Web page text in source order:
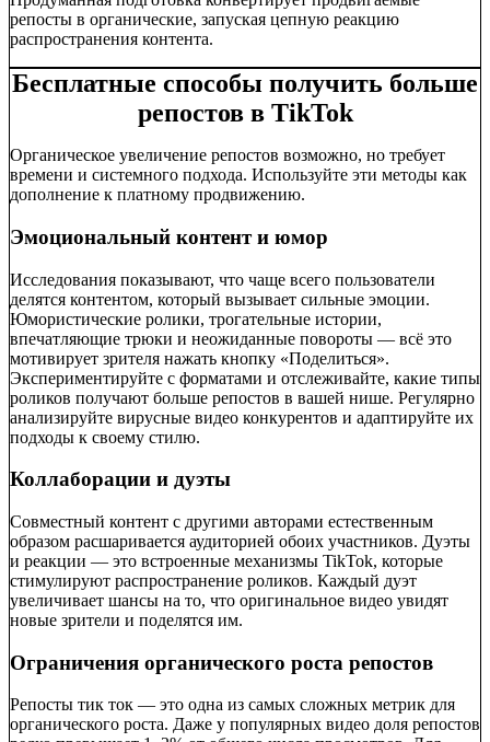
репосты в органические, запуская цепную реакцию
распространения контента.
Бесплатные способы получить больше
репостов в TikTok
Органическое увеличение репостов возможно, но требует
времени и системного подхода. Используйте эти методы как
дополнение к платному продвижению.
Эмоциональный контент и юмор
Исследования показывают, что чаще всего пользователи
делятся контентом, который вызывает сильные эмоции.
Юмористические ролики, трогательные истории,
впечатляющие трюки и неожиданные повороты — всё это
мотивирует зрителя нажать кнопку «Поделиться».
Экспериментируйте с форматами и отслеживайте, какие типы
роликов получают больше репостов в вашей нише. Регулярно
анализируйте вирусные видео конкурентов и адаптируйте их
подходы к своему стилю.
Коллаборации и дуэты
Совместный контент с другими авторами естественным
образом расшаривается аудиторией обоих участников. Дуэты
и реакции — это встроенные механизмы TikTok, которые
стимулируют распространение роликов. Каждый дуэт
увеличивает шансы на то, что оригинальное видео увидят
новые зрители и поделятся им.
Ограничения органического роста репостов
Репосты тик ток — это одна из самых сложных метрик для
органического роста. Даже у популярных видео доля репостов